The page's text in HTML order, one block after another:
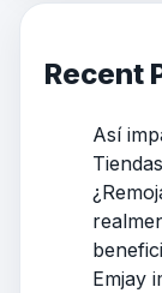
Recent
Así
Emjay